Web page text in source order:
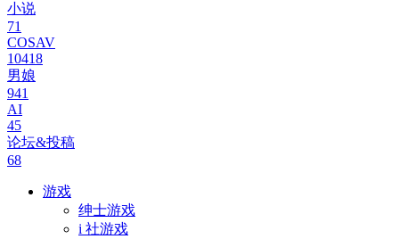
小说
71
COSAV
10418
男娘
941
AI
45
论坛&投稿
68
游戏
绅士游戏
i 社游戏